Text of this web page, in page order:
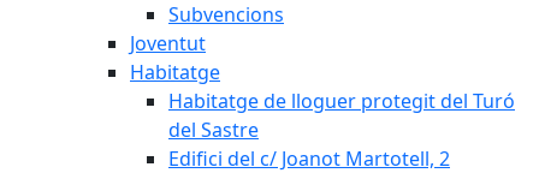
Subvencions
Joventut
Habitatge
Habitatge de lloguer protegit del Turó
del Sastre
Edifici del c/ Joanot Martotell, 2